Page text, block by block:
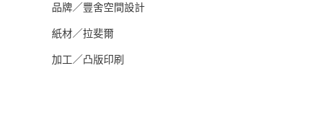
品牌／豐舍空間設計
紙材／拉斐爾
加工／凸版印刷